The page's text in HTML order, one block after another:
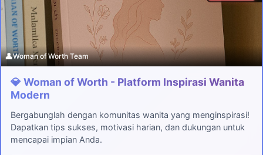
👤Woman of Worth Team
💎 Woman of Worth - Platform Inspirasi Wanita
Modern
Bergabunglah dengan komunitas wanita yang menginspirasi!
Dapatkan tips sukses, motivasi harian, dan dukungan untuk
mencapai impian Anda.